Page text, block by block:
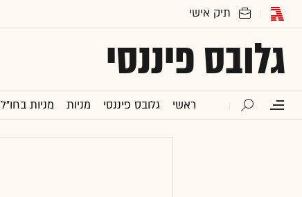
גלובס פיננסי
ראשי גלובס פיננסי מניות מניות בחו"ל